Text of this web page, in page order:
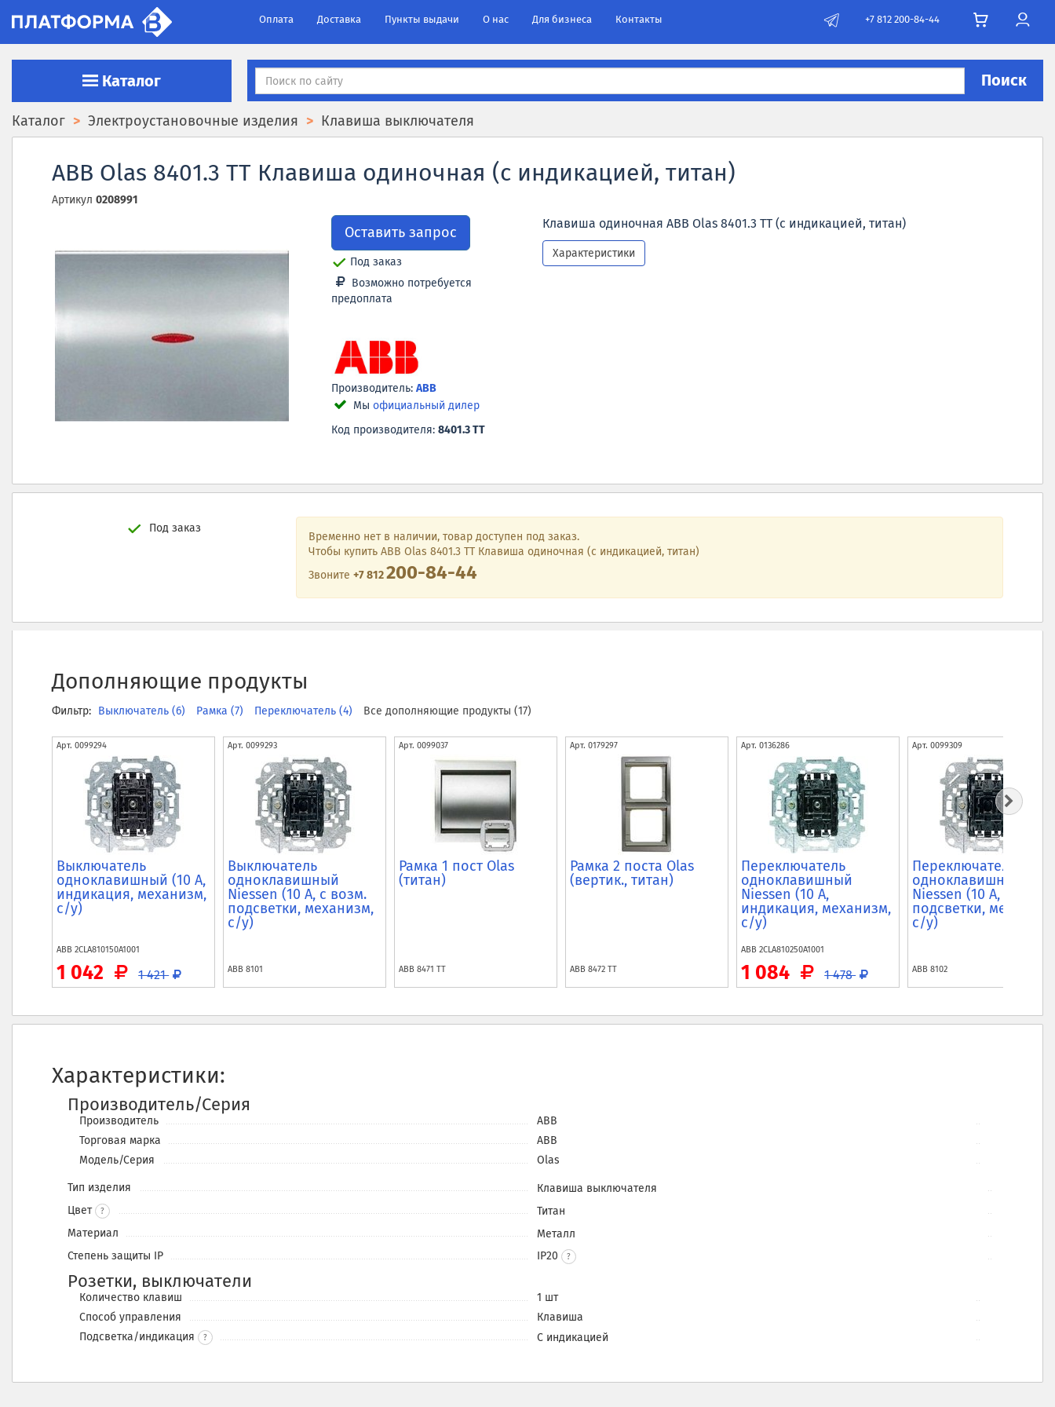
Оплата Доставка Пункты выдачи О нас Для бизнеса Контакты +7 812 200-84-44
Каталог Поиск
Каталог Электроустановочные изделия Клавиша выключателя
ABB Olas 8401.3 TT Клавиша одиночная (с индикацией, титан)
Артикул 0208991
Оставить запрос
Под заказ
Возможно потребуется
предоплата
Производитель: ABB
Мы официальный дилер
Код производителя: 8401.3 TT
Клавиша одиночная ABB Olas 8401.3 TT (с индикацией, титан)
Характеристики
Под заказ
Временно нет в наличии, товар доступен под заказ.
Чтобы купить ABB Olas 8401.3 TT Клавиша одиночная (с индикацией, титан)
Звоните +7 812200-84-44
Дополняющие продукты
Фильтр: Выключатель (6) Рамка (7) Переключатель (4) Все дополняющие продукты (17)
Арт. 0099294
Выключатель
одноклавишный (10 А,
индикация, механизм,
с/у)
ABB 2CLA810150A1001
1 042 1 421
Арт. 0099293
Выключатель
одноклавишный
Niessen (10 А, с возм.
подсветки, механизм,
с/у)
ABB 8101
Арт. 0099037
Рамка 1 пост Olas
(титан)
ABB 8471 TT
Арт. 0179297
Рамка 2 поста Olas
(вертик., титан)
ABB 8472 TT
Арт. 0136286
Переключатель
одноклавишный
Niessen (10 А,
индикация, механизм,
с/у)
ABB 2CLA810250A1001
1 084 1 478
Арт. 0099309
Переключатель
одноклавишный
Niessen (10 А, с возм.
подсветки,
с/у)
ABB 8102
Характеристики:
Производитель/Серия
Производитель
ABB
Торговая марка
ABB
Модель/Серия
Olas
Тип изделия
Клавиша выключателя
Цвет
?
Титан
Материал
Металл
Степень защиты IP
IP20
Розетки, выключатели
Количество клавиш
1 шт
Способ управления
Клавиша
Подсветка/индикация
? С индикацией